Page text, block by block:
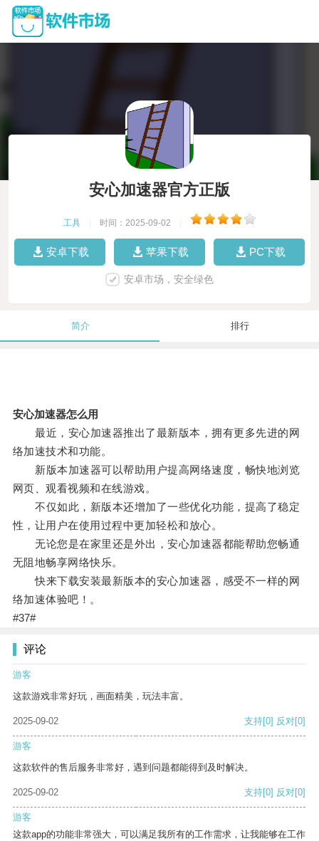
安心加速器官方正版
工具 时间：2025-09-02
安卓下载 苹果下载 PC下载
安卓市场，安全绿色
简介 排行
安心加速器怎么用
最近，安心加速器推出了最新版本，拥有更多先进的网
络加速技术和功能。
新版本加速器可以帮助用户提高网络速度，畅快地浏览
网页、观看视频和在线游戏。
不仅如此，新版本还增加了一些优化功能，提高了稳定
性，让用户在使用过程中更加轻松和放心。
无论您是在家里还是外出，安心加速器都能帮助您畅通
无阻地畅享网络快乐。
快来下载安装最新版本的安心加速器，感受不一样的网
络加速体验吧！。
#37#
评论
游客
这款游戏非常好玩，画面精美，玩法丰富。
2025-09-02 支持[0] 反对[0]
游客
这款软件的售后服务非常好，遇到问题都能得到及时解决。
2025-09-02 支持[0] 反对[0]
游客
这款app的功能非常强大，可以满足我所有的工作需求，让我能够在工作